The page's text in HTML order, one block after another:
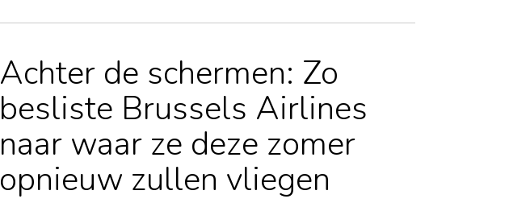
Achter de schermen: Zo
besliste Brussels Airlines
naar waar ze deze zomer
opnieuw zullen vliegen